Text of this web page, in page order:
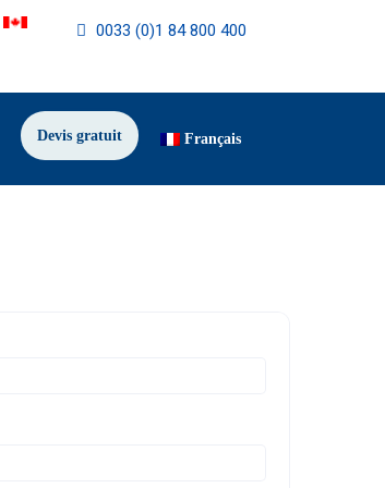
0033 (0)1 84 800 400
Devis gratuit Français